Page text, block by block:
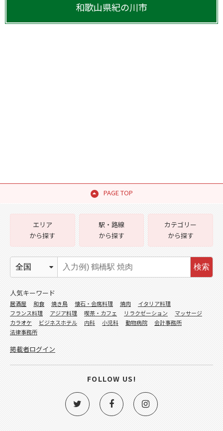
和歌山県紀の川市
PAGE TOP
エリア
から探す
駅・路線
から探す
カテゴリー
から探す
検索
人気キーワード
居酒屋 和食 焼き鳥 懐石・会席料理 焼肉
イタリア料理
フランス料理
アジア料理 喫茶・カフェ リラクゼーション
マッサージ
カラオケ
ビジネスホテル 内科 小児科 動物病院
会計事務所
法律事務所
掲載者ログイン
FOLLOW US!